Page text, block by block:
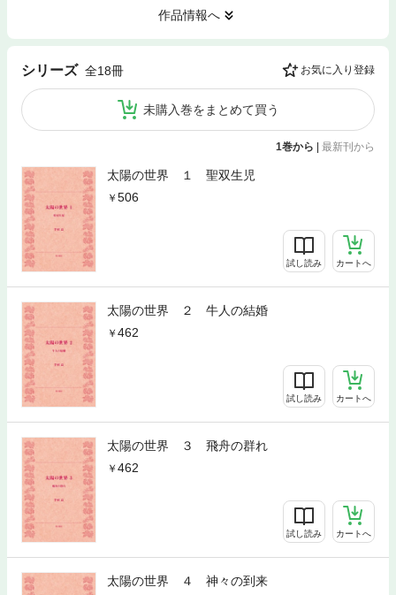
作品情報へ
シリーズ 全18冊 お気に入り登録
未購入巻をまとめて買う
1巻から 最新刊から
太陽の世界 １ 聖双生児
506
試し読み カートへ
太陽の世界 ２ 牛人の結婚
462
試し読み カートへ
太陽の世界 ３ 飛舟の群れ
462
試し読み カートへ
太陽の世界 ４ 神々の到来